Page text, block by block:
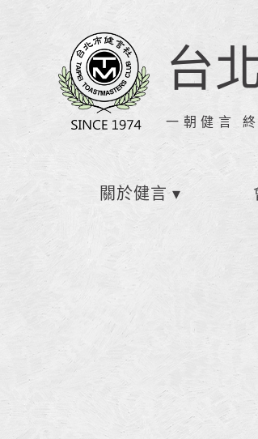
台
一朝健言
關於健言